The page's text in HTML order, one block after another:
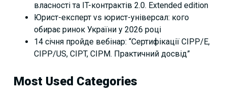
власності та IT-контрактів 2.0. Extended edition
Юрист-експерт vs юрист-універсал: кого
обирає ринок України у 2026 році
14 січня пройде вебінар: “Сертифікації СІРР/Е,
CIPP/US, CIPT, CIPM. Практичний досвід”
Most Used Categories